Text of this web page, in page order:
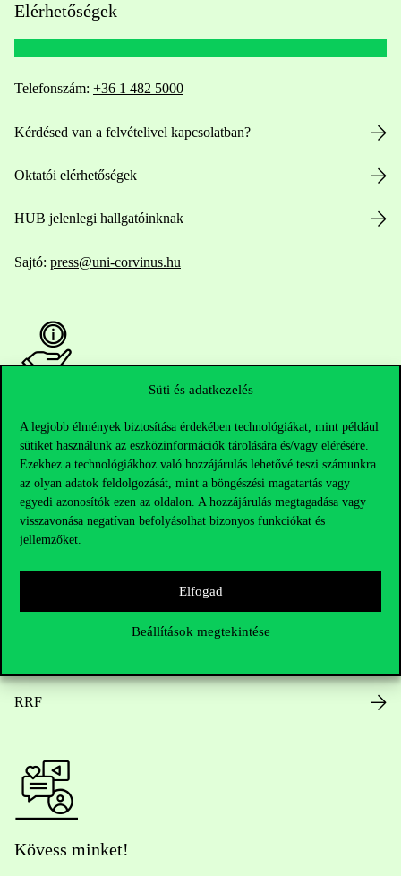
Süti és adatkezelés
A legjobb élmények biztosítása érdekében technológiákat, mint például
sütiket használunk az eszközinformációk tárolására és/vagy elérésére.
Ezekhez a technológiákhoz való hozzájárulás lehetővé teszi számunkra
az olyan adatok feldolgozását, mint a böngészési magatartás vagy
egyedi azonosítók ezen az oldalon. A hozzájárulás megtagadása vagy
visszavonása negatívan befolyásolhat bizonyos funkciókat és
jellemzőket.
Elfogad
Beállítások megtekintése
Elérhetőségek
Telefonszám: +36 1 482 5000
Kérdésed van a felvételivel kapcsolatban?
Oktatói elérhetőségek
HUB jelenlegi hallgatóinknak
Sajtó: press@uni-corvinus.hu
Nyitvatartás
Házirend
Közérdekű adatok
Karrier
RRF
Kövess minket!